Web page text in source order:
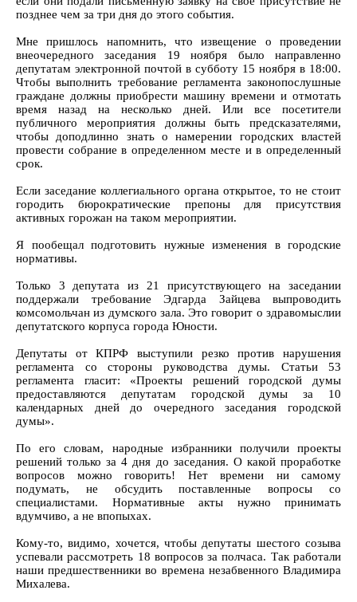
позднее чем за три дня до этого события.
Мне пришлось напомнить, что извещение о проведении
внеочередного заседания 19 ноября было направленно
депутатам электронной почтой в субботу 15 ноября в 18:00.
Чтобы выполнить требование регламента законопослушные
граждане должны приобрести машину времени и отмотать
время назад на несколько дней. Или все посетители
публичного мероприятия должны быть предсказателями,
чтобы доподлинно знать о намерении городских властей
провести собрание в определенном месте и в определенный
срок.
Если заседание коллегиального органа открытое, то не стоит
городить бюрократические препоны для присутствия
активных горожан на таком мероприятии.
Я пообещал подготовить нужные изменения в городские
нормативы.
Только 3 депутата из 21 присутствующего на заседании
поддержали требование Эдгарда Зайцева выпроводить
комсомольчан из думского зала. Это говорит о здравомыслии
депутатского корпуса города Юности.
Депутаты от КПРФ выступили резко против нарушения
регламента со стороны руководства думы. Статьи 53
регламента гласит: «Проекты решений городской думы
предоставляются депутатам городской думы за 10
календарных дней до очередного заседания городской
думы».
По его словам, народные избранники получили проекты
решений только за 4 дня до заседания. О какой проработке
вопросов можно говорить! Нет времени ни самому
подумать, не обсудить поставленные вопросы со
специалистами. Нормативные акты нужно принимать
вдумчиво, а не впопыхах.
Кому-то, видимо, хочется, чтобы депутаты шестого созыва
успевали рассмотреть 18 вопросов за полчаса. Так работали
наши предшественники во времена незабвенного Владимира
Михалева.